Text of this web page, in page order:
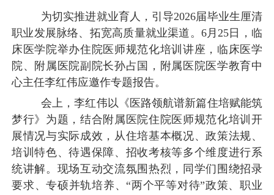
为切实推进就业育人，引导2026届毕业生厘清
职业发展脉络、拓宽高质量就业渠道。6月25日，临
床医学院举办住院医师规范化培训讲座，临床医学
院、附属医院副院长孙占国，附属医院医学教育中
心主任李红伟应邀作专题报告。
会上，李红伟以《医路领航谱新篇住培赋能筑
梦行》为题，结合附属医院住院医师规范化培训开
展情况与实际成效，从住培基本概况、政策法规、
培训特色、待遇保障、招收考核等多个维度进行系
统讲解。现场互动交流氛围热烈，同学们围绕招录
要求、专硕并轨培养、“两个平等对待”政策、职业